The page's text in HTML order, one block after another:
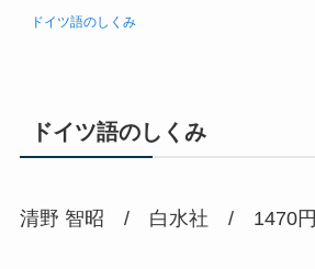
ドイツ語のしくみ
ドイツ語のしくみ
清野 智昭 / 白水社 / 1470円